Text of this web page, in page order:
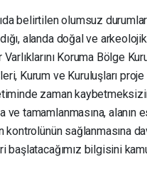
belirtilen olumsuz
alanda doğal ve
Koruma Bölge
Kurum ve Kuruluşları
zaman kaybetmeksizin
ve tamamlanmasına, alanın
kontrolünün sağlanmasına
başlatacağımız bilgisini